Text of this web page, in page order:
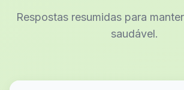
Respostas resumidas para
saudável.